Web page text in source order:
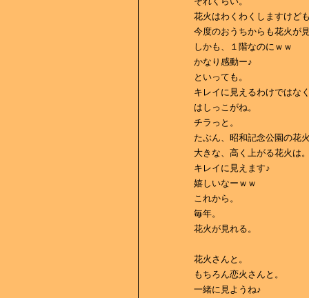
花火はわくわくしますけど
今度のおうちからも花火が
しかも、１階なのにｗｗ
かなり感動ー♪
といっても。
キレイに見えるわけではな
はしっこがね。
チラっと。
たぶん、昭和記念公園の花
大きな、高く上がる花火は
キレイに見えます♪
嬉しいなーｗｗ
これから。
毎年。
花火が見れる。
花火さんと。
もちろん恋火さんと。
一緒に見ようね♪